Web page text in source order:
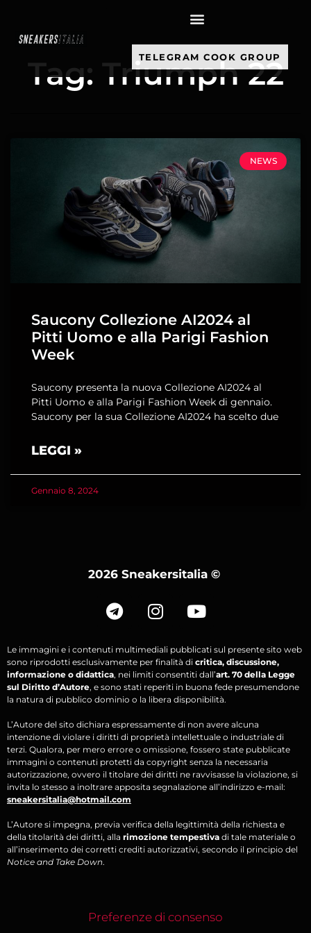
TELEGRAM COOK GROUP
Tag: Triumph 22
NEWS
Saucony Collezione AI2024 al
Pitti Uomo e alla Parigi Fashion
Week
Saucony presenta la nuova Collezione AI2024 al
Pitti Uomo e alla Parigi Fashion Week di gennaio.
Saucony per la sua Collezione AI2024 ha scelto due
LEGGI »
Gennaio 8, 2024
2026 Sneakersitalia ©
Le immagini e i contenuti multimediali pubblicati sul presente sito web
sono riprodotti esclusivamente per finalità di critica, discussione,
informazione o didattica, nei limiti consentiti dall’art. 70 della Legge
sul Diritto d’Autore, e sono stati reperiti in buona fede presumendone
la natura di pubblico dominio o la libera disponibilità.
L’Autore del sito dichiara espressamente di non avere alcuna
intenzione di violare i diritti di proprietà intellettuale o industriale di
terzi. Qualora, per mero errore o omissione, fossero state pubblicate
immagini o contenuti protetti da copyright senza la necessaria
autorizzazione, ovvero il titolare dei diritti ne ravvisasse la violazione, si
invita lo stesso a inoltrare apposita segnalazione all’indirizzo e-mail:
sneakersitalia@hotmail.com
L’Autore si impegna, previa verifica della legittimità della richiesta e
della titolarità dei diritti, alla rimozione tempestiva di tale materiale o
all’inserimento dei corretti crediti autorizzativi, secondo il principio del
Notice and Take Down.
Preferenze di consenso